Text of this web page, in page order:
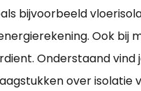
bijvoorbeeld
Ook bij
Onderstaand
over